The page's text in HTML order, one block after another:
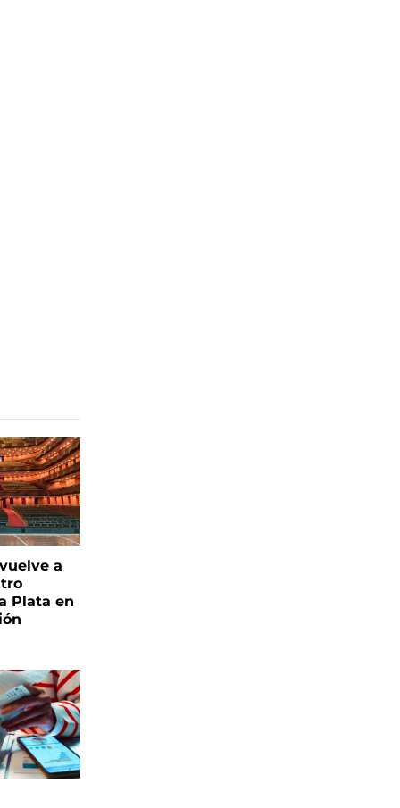
a
Plata en